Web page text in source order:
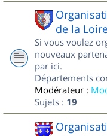
de la
Si vous voulez
nouveaux
par ici.
Départements
Modérateur :
Sujets : 19